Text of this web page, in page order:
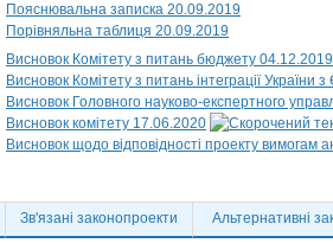
Пояснювальна записка 20.09.2019
Порівняльна таблиця 20.09.2019
Висновок Комітету з питань бюджету 04.12.2019
Висновок Комітету з питань інтеграції
Висновок Головного науково-експертного
Висновок комітету 17.06.2020
Висновок щодо відповідності проекту вимогам
Зв'язані законопроекти Альтернативні